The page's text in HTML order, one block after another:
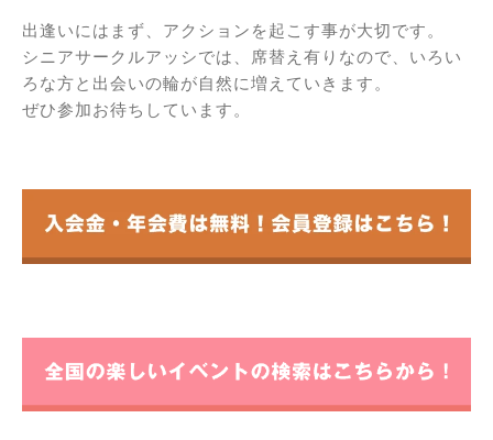
出逢いにはまず、アクションを起こす事が大切です。
シニアサークルアッシでは、席替え有りなので、いろい
ろな方と出会いの輪が自然に増えていきます。
ぜひ参加お待ちしています。